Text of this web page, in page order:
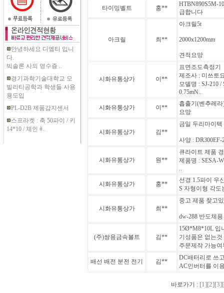
안녕하세요 디엠티 입니
다.
빅솔론 사의 영수증 ..
경기과학기술대학교 모
빌리티공학과 학생들 사용
용도입
PL-D2B 제품감지센서
스프라켓 : 축 50파이 / 키
14*10 / 체인 #..
타이밍벨트 홍**
HTBN890S5M-
급합니다
아크릴 최**
아크릴5t
2000x1200mm
견적요망
시화유통상가 이**
표면조도측정기
제조사 : 미쓰토
모델명 : SJ-210 /
0.75mN..
시화유통상가 이**
흡출기(벤추레
요망
시화유통상가 김**
금일 두리마이
사양 : DR300EF-
시화유통상가 원**
큐라이트 제품
제품명 : SESA-
..
시화유통상가 홍**
선경 1.5파이 우
S 자형이형 각도
시화유통상가 최**
중고 제품 찾고
dw-288 반도체
(주)쌍용금속볼트 김**
15Ø*M8*10L 입
기성품은 없는것
주문제작 가능여
배선 배전 분전 전기 김**
DC배터리로 쓰
AC인버터를 이
바로가기 : [1][2][3]